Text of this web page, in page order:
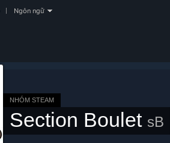
Ngôn ngữ
NHÓM STEAM
Section Boulet sB